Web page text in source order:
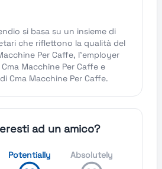
si basa su un insieme di
che riflettono la qualità del
Per Caffe, l'employer
Macchine Per Caffe e
Cma Macchine Per Caffe.
ad un amico?
Potentially Absolutely